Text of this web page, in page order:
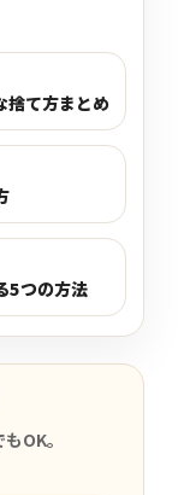
捨て方まとめ
5つの方法
OK。